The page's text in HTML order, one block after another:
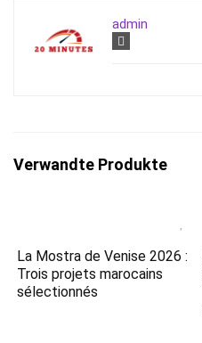
admin
Verwandte Produkte
La Mostra de Venise 2026 :
Trois projets marocains
sélectionnés